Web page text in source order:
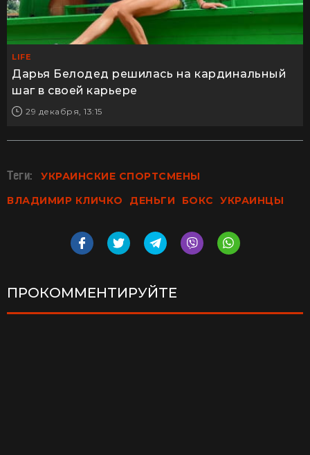
LIFE
Дарья Белодед решилась на кардинальный
шаг в своей карьере
29 декабря, 13:15
Теги:
УКРАИНСКИЕ СПОРТСМЕНЫ
ВЛАДИМИР КЛИЧКО
ДЕНЬГИ БОКС УКРАИНЦЫ
ПРОКОММЕНТИРУЙТЕ